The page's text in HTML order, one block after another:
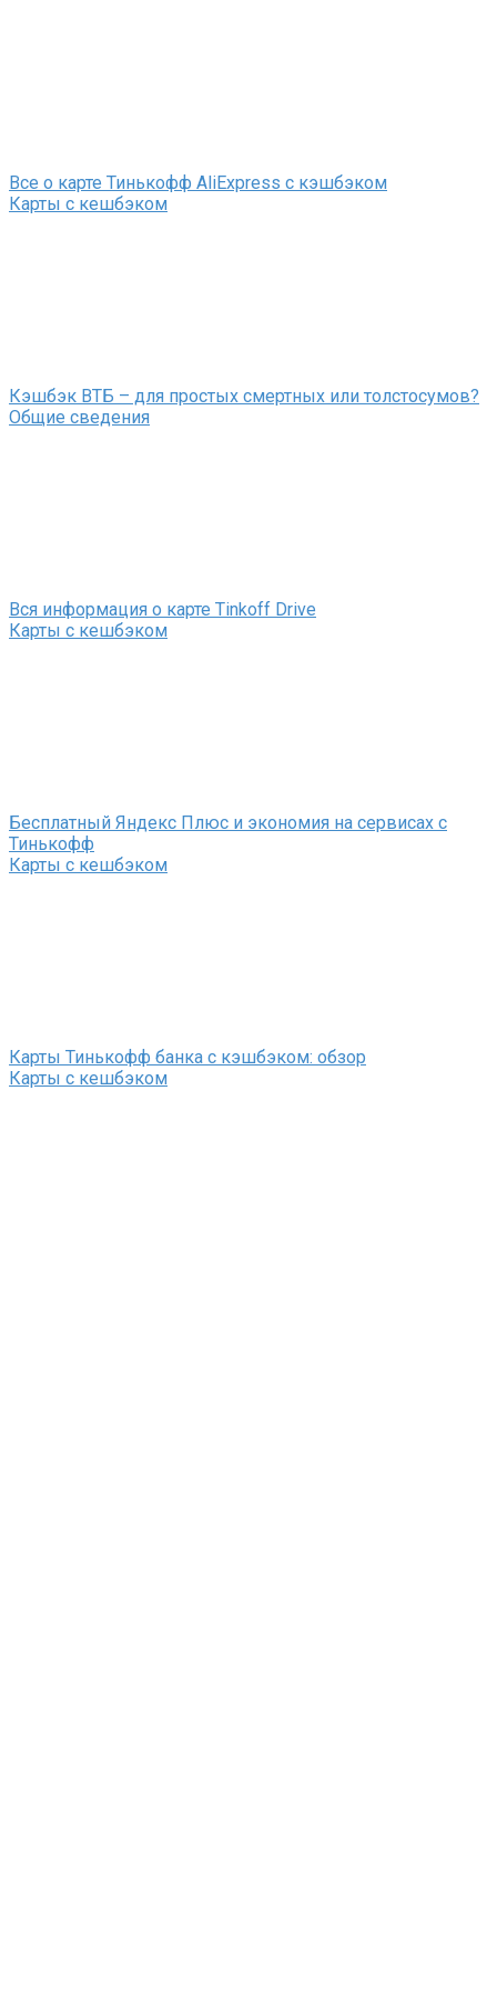
Все о карте Тинькофф AliExpress с кэшбэком
Карты с кешбэком
Кэшбэк ВТБ – для простых смертных или толстосумов?
Общие сведения
Вся информация о карте Tinkoff Drive
Карты с кешбэком
Бесплатный Яндекс Плюс и экономия на сервисах с
Тинькофф
Карты с кешбэком
Карты Тинькофф банка с кэшбэком: обзор
Карты с кешбэком